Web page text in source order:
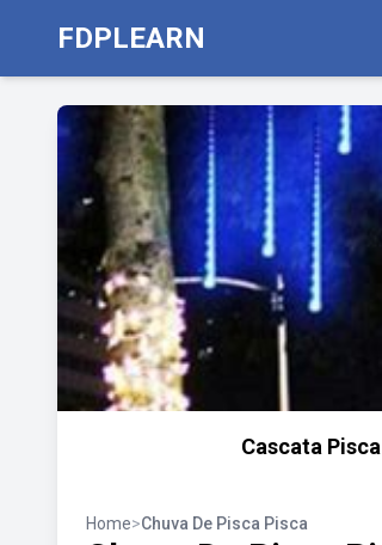
FDPLEARN
Cascata
Home>Chuva De Pisca Pisca